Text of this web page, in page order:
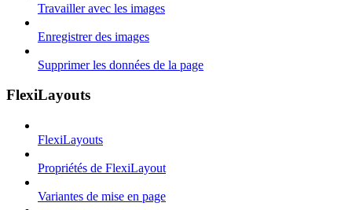
Travailler avec les images
Enregistrer des images
Supprimer les données de la page
FlexiLayouts
FlexiLayouts
Propriétés de FlexiLayout
Variantes de mise en page